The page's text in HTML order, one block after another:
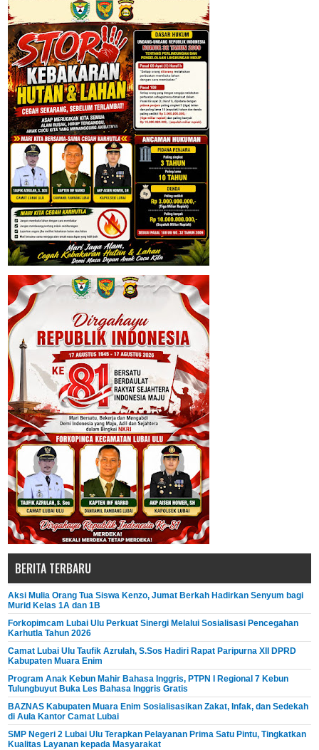
BERITA TERBARU
Aksi Mulia Orang Tua Siswa Kenzo, Jumat Berkah Hadirkan Senyum bagi
Murid Kelas 1A dan 1B
Forkopimcam Lubai Ulu Perkuat Sinergi Melalui Sosialisasi Pencegahan
Karhutla Tahun 2026
Camat Lubai Ulu Taufik Azrulah, S.Sos Hadiri Rapat Paripurna XII DPRD
Kabupaten Muara Enim
Program Anak Kebun Mahir Bahasa Inggris, PTPN I Regional 7 Kebun
Tulungbuyut Buka Les Bahasa Inggris Gratis
BAZNAS Kabupaten Muara Enim Sosialisasikan Zakat, Infak, dan Sedekah
di Aula Kantor Camat Lubai
SMP Negeri 2 Lubai Ulu Terapkan Pelayanan Prima Satu Pintu, Tingkatkan
Kualitas Layanan kepada Masyarakat